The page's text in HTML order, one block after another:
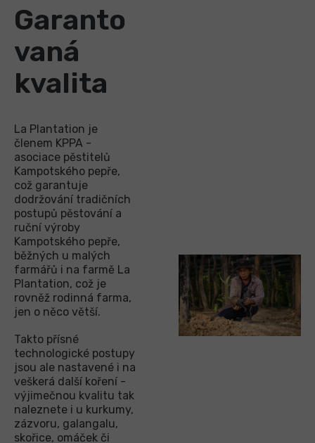
Garanto
vaná
kvalita
La Plantation je
členem KPPA -
asociace pěstitelů
Kampotského pepře,
což garantuje
dodržování tradičních
postupů pěstování a
ruční výroby
Kampotského pepře,
běžných u malých
farmářů i na farmě La
Plantation, což je
rovněž rodinná farma,
jen o něco větší.
Takto přísné
technologické postupy
jsou ale nastavené i na
veškerá další koření -
výjimečnou kvalitu tak
naleznete i u kurkumy,
zázvoru, galangalu,
skořice, omáček či